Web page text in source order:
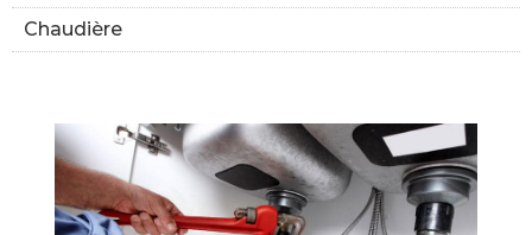
Chaudière